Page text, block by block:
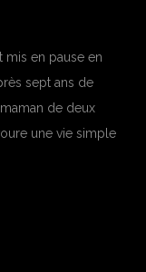
mis en pause en
sept ans de
de deux
une vie simple